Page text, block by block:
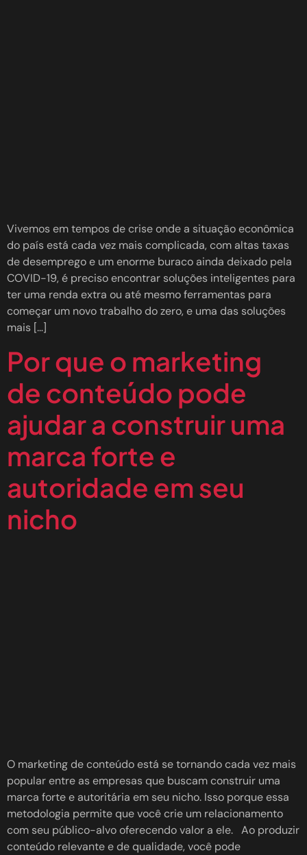
Vivemos em tempos de crise onde a situação econômica
do país está cada vez mais complicada, com altas taxas
de desemprego e um enorme buraco ainda deixado pela
COVID-19, é preciso encontrar soluções inteligentes para
ter uma renda extra ou até mesmo ferramentas para
começar um novo trabalho do zero, e uma das soluções
mais […]
Por que o marketing
de conteúdo pode
ajudar a construir uma
marca forte e
autoridade em seu
nicho
O marketing de conteúdo está se tornando cada vez mais
popular entre as empresas que buscam construir uma
marca forte e autoritária em seu nicho. Isso porque essa
metodologia permite que você crie um relacionamento
com seu público-alvo oferecendo valor a ele. Ao produzir
conteúdo relevante e de qualidade, você pode